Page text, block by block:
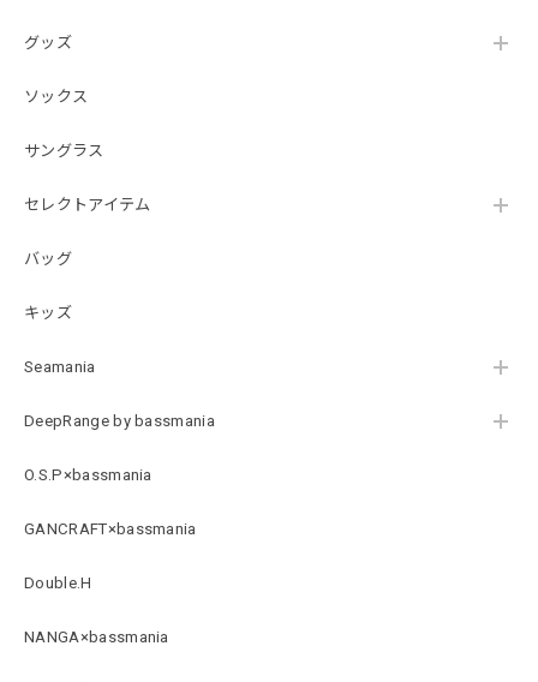
グッズ
ソックス
サングラス
セレクトアイテム
バッグ
キッズ
Seamania
DeepRange by bassmania
O.S.P×bassmania
GANCRAFT×bassmania
Double.H
NANGA×bassmania
【DeepRangebybassmania】Active Summer Cargo Pants［BLACK］
2026/07/18